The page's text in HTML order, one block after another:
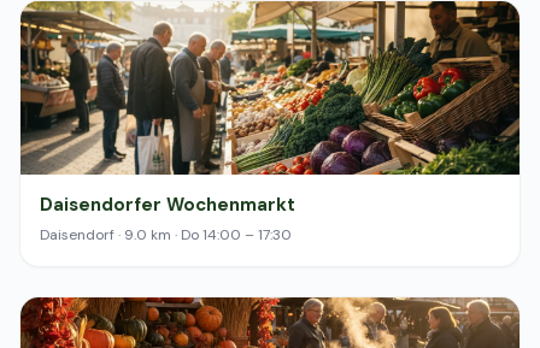
Daisendorfer Wochenmarkt
Daisendorf · 9.0 km · Do 14:00 – 17:30